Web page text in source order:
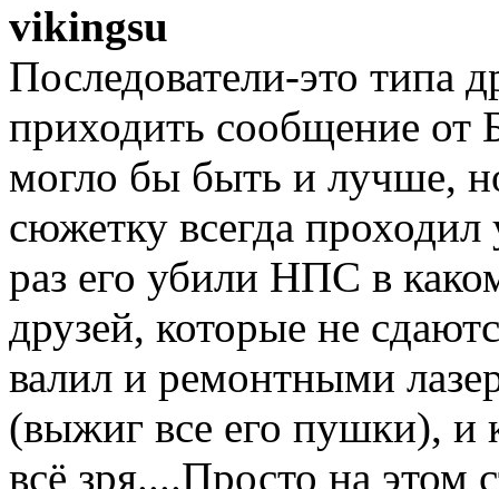
vikingsu
Последователи-это типа
приходить сообщение от
могло бы быть и лучше,
сюжетку всегда проходил
раз его убили НПС в
друзей, которые не
валил и ремонтными
(выжиг все его пушки), и
всё зря....Просто на этом